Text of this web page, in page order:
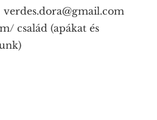
verdes.dora@gmail.com
család (apákat és